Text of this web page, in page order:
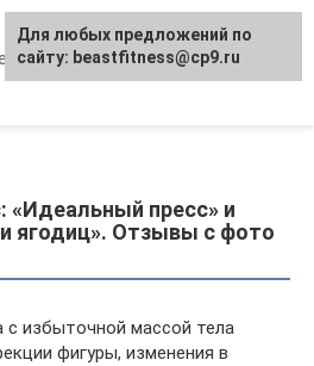
и фитнес
пресс» и
ягодиц». Отзывы с фото
с избыточной массой тела
фигуры, изменения в
Для любых предложений по
сайту: beastfitness@cp9.ru